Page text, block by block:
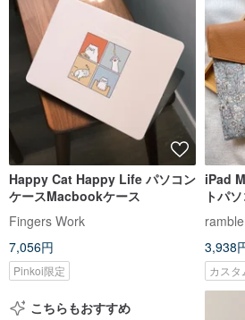
Happy Cat Happy Life パソコン
ケースMacbookケース
Fingers Work
7,056円
Pinkoi限定
iPad
トパ
チ ラ
3,938
カスタ
こちらもおすすめ